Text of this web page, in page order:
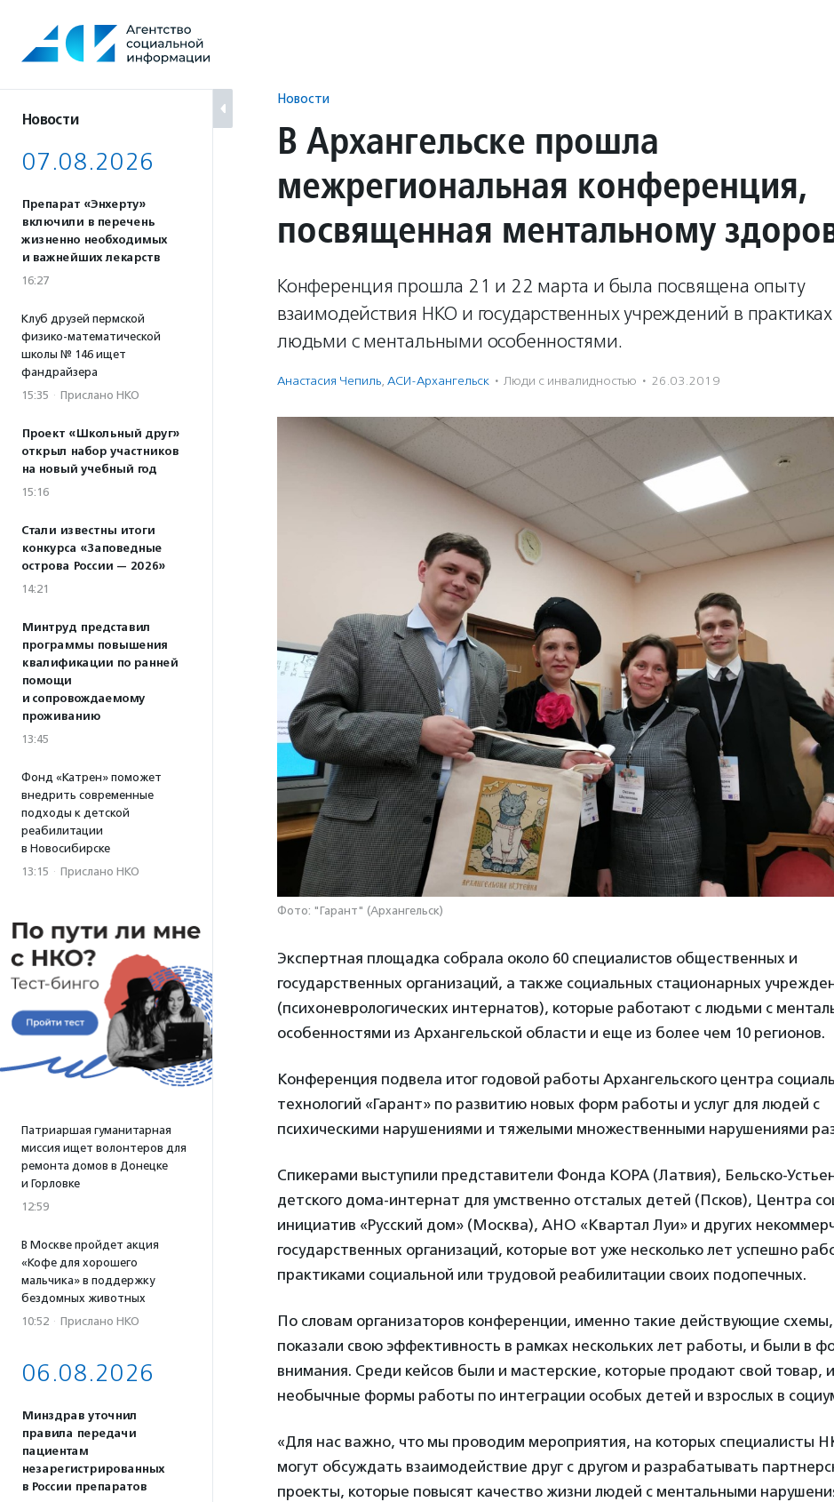
содержанию
Новости
07.08.2026
Препарат «Энхерту»
включили в перечень
жизненно необходимых
и важнейших лекарств
16:27
Клуб друзей пермской
физико-математической
школы № 146 ищет
фандрайзера
15:35 · Прислано НКО
Проект «Школьный друг»
открыл набор участников
на новый учебный год
15:16
Стали известны итоги
конкурса «Заповедные
острова России — 2026»
14:21
Минтруд представил
программы повышения
квалификации по ранней
помощи
и сопровождаемому
проживанию
13:45
Фонд «Катрен» поможет
внедрить современные
подходы к детской
реабилитации
в Новосибирске
13:15 · Прислано НКО
Патриаршая гуманитарная
миссия ищет волонтеров для
ремонта домов в Донецке
и Горловке
12:59
В Москве пройдет акция
«Кофе для хорошего
мальчика» в поддержку
бездомных животных
10:52 · Прислано НКО
06.08.2026
Минздрав уточнил
правила передачи
пациентам
незарегистрированных
в России препаратов
Новости
В Архангельске прошла
межрегиональная конференция,
посвященная ментальному
Конференция прошла 21 и 22 марта и была посвящена опыту
взаимодействия НКО и государственных учреждений в
людьми с ментальными особенностями.
Анастасия Чепиль, АСИ-Архангельск · Люди с инвалидностью · 26.03.2019
Фото: "Гарант" (Архангельск)
Экспертная площадка собрала около 60 специалистов общественных и
государственных организаций, а также социальных стационарных
(психоневрологических интернатов), которые работают с людьми с
особенностями из Архангельской области и еще из более чем 10 регионов.
Конференция подвела итог годовой работы Архангельского центра
технологий «Гарант» по развитию новых форм работы и услуг для людей с
психическими нарушениями и тяжелыми множественными нарушениями
Спикерами выступили представители Фонда КОРА (Латвия), Бельско-
детского дома-интернат для умственно отсталых детей (Псков), Центра
инициатив «Русский дом» (Москва), АНО «Квартал Луи» и других
государственных организаций, которые вот уже несколько лет успешно
практиками социальной или трудовой реабилитации своих подопечных.
По словам организаторов конференции, именно такие действующие
показали свою эффективность в рамках нескольких лет работы, и были в
внимания. Среди кейсов были и мастерские, которые продают свой товар, и
необычные формы работы по интеграции особых детей и взрослых в
«Для нас важно, что мы проводим мероприятия, на которых специалисты
могут обсуждать взаимодействие друг с другом и разрабатывать
проекты, которые повысят качество жизни людей с ментальными